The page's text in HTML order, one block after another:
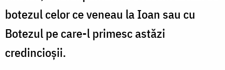
botezul celor ce veneau la Ioan sau cu
Botezul pe care-l primesc astăzi
credincioşii.